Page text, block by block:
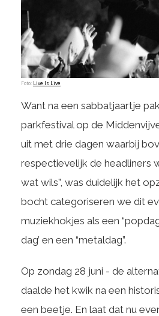
Foto: Live Is Live
Want na een sabbatjaartje
parkfestival op de
uit met drie dagen waarbij
respectievelijk de headliners
wat wils”, was duidelijk het
bocht categoriseren we dit
muziekhokjes als een
dag’ en een “metaldag”.
Op zondag 28 juni - de
daalde het kwik na een
een beetje. En laat dat nu